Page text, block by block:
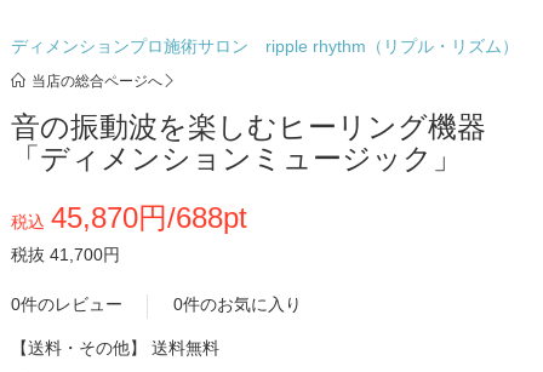
ディメンションプロ施術サロン ripple rhythm（リプル・リズム）
当店の総合ページへ
音の振動波を楽しむヒーリング機器
「ディメンションミュージック」
税込 45,870円/688pt
税抜 41,700円
0件のレビュー 0件のお気に入り
【送料・その他】 送料無料